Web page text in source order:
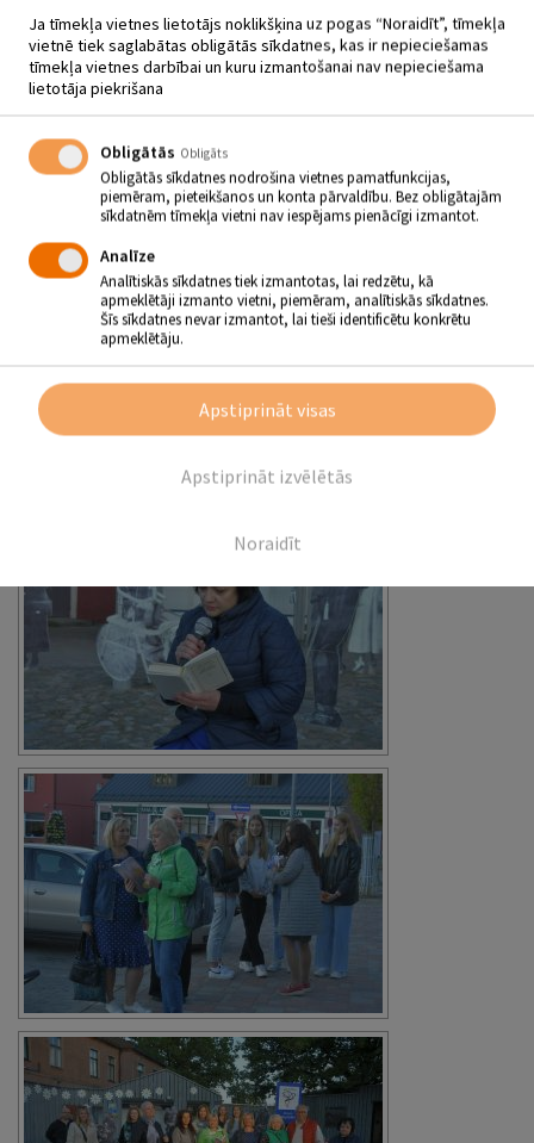
Ja tīmekļa vietnes lietotājs noklikšķina uz pogas “Noraidīt”, tīmekļa
vietnē tiek saglabātas obligātās sīkdatnes, kas ir nepieciešamas
tīmekļa vietnes darbībai un kuru izmantošanai nav nepieciešama
lietotāja piekrišana
Obligātās Obligāts
Obligātās sīkdatnes nodrošina vietnes pamatfunkcijas,
piemēram, pieteikšanos un konta pārvaldību. Bez obligātajām
sīkdatnēm tīmekļa vietni nav iespējams pienācīgi izmantot.
Analīze
Analītiskās sīkdatnes tiek izmantotas, lai redzētu, kā
apmeklētāji izmanto vietni, piemēram, analītiskās sīkdatnes.
Šīs sīkdatnes nevar izmantot, lai tieši identificētu konkrētu
apmeklētāju.
Noraidīt
Apstiprināt izvēlētās
Apstiprināt visas